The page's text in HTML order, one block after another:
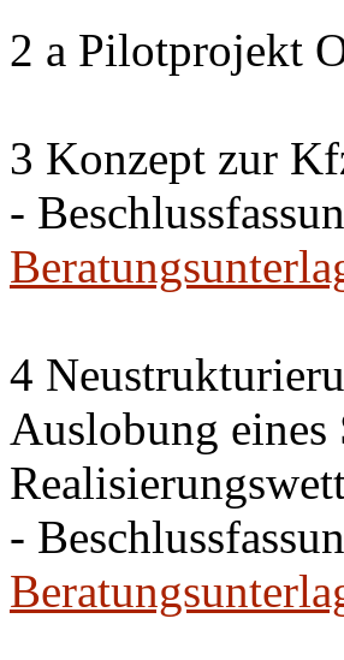
2 a Pilotprojekt
3 Konzept zur
-
4
Auslobung eines
-